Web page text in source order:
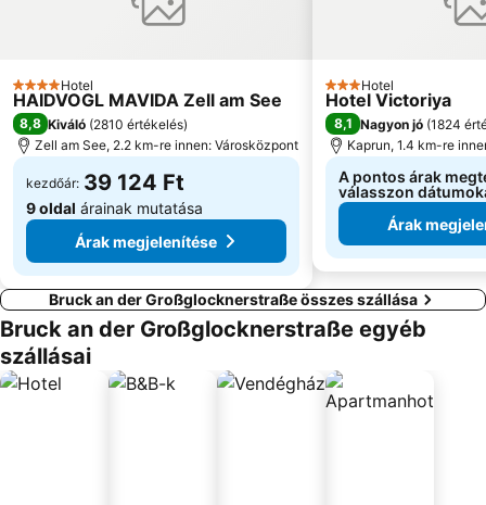
4 Kategória
Hotel
HAIDVOGL MAVIDA Zell am See
8,8 Kiváló (2810 értékelés)
Zell am See, 2.2 km-re innen: Városközpont
kezdőár: 39 124 Ft
9 oldal árainak mutatása
Árak megjelenítése
3 Kategória
Hotel
Hotel Victoriya
8,1 Nagyon jó (1824
Kaprun, 1.4 km-re
A pontos árak
válasszon
Árak
Bruck an der Großglocknerstraße összes szállása
Bruck an der Großglocknerstraße egyéb
szállásai